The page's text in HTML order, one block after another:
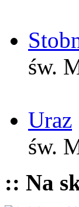
św.
Uraz
św.
:: Na